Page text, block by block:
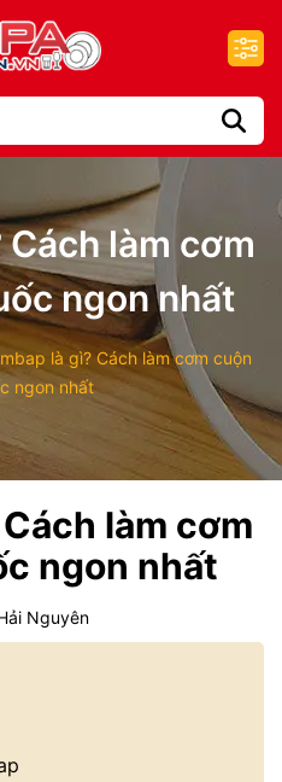
làm cơm
ngon nhất
là gì? Cách làm cơm cuộn
ngon nhất
làm cơm
ngon nhất
Nguyên